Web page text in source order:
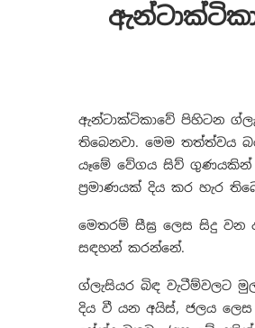
ඇන්ටාක්ටිකාවේ පිහිටන
තිබෙනවා. මෙම තත්ත්වය
යෑමේ වේගය සිව්
ප්‍රමාණයක් දිය කර හැර
මෙතරම් සීඝ්‍ර ලෙස සිදු වන
සඳහන් කරන්නේ.
ග්ලැසියර බිඳ වැටීම්වලට
දිය වී යන අයිස්, ජලය